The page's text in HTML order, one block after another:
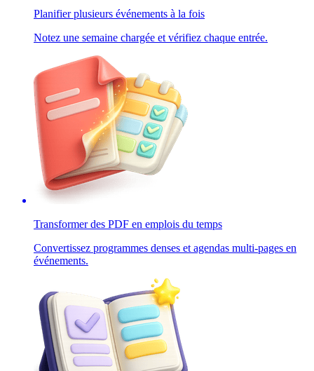
Planifier plusieurs événements à la fois
Notez une semaine chargée et vérifiez chaque entrée.
Transformer des PDF en emplois du temps
Convertissez programmes denses et agendas multi-pages en
événements.